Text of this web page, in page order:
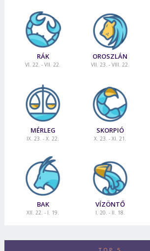
RÁK
VI. 22. - VII. 22.
OROSZLÁN
VII. 23. - VIII. 22.
MÉRLEG
IX. 23. - X. 22.
SKORPIÓ
X. 23. - XI. 21.
BAK
XII. 22. - I. 19.
VÍZÖNTŐ
I. 20. - II. 18.